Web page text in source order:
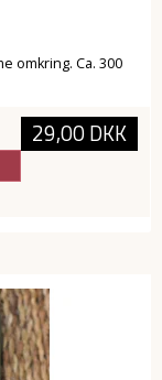
omkring. Ca. 300
29,00 DKK